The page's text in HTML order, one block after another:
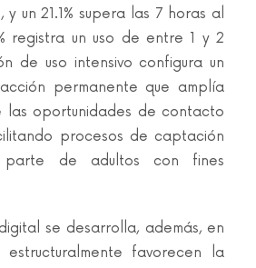
un 21.1% supera las 7 horas al
registra un uso de entre 1 y 2
de uso intensivo configura un
permanente que amplía
las oportunidades de contacto
procesos de captación
parte de adultos con fines
se desarrolla, además, en
favorecen la